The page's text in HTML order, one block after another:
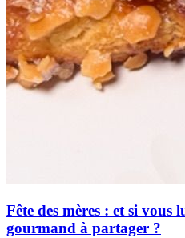
Fête des mères : et si
gourmand à partager ?